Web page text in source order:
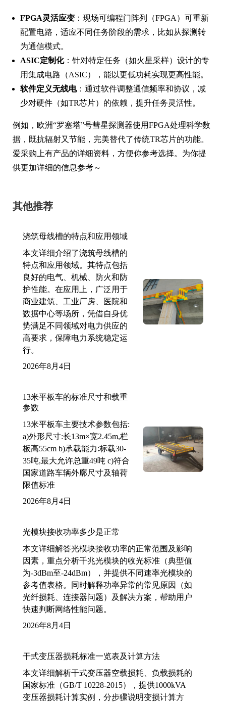
FPGA灵活应变 ：现场可编程门阵列（FPGA）可重新
配置电路，适应不同任务阶段的需求，比如从探测转
为通信模式。
ASIC定制化：针对特定任务（如火星采样）设计的专
用集成电路（ASIC），能以更低功耗实现更高性能。
软件定义无线电：通过软件调整通信频率和协议，减
少对硬件（如TR芯片）的依赖，提升任务灵活性。
例如，欧洲“罗塞塔”号彗星探测器使用FPGA处理科学数
据，既抗辐射又节能，完美替代了传统TR芯片的功能。
爱采购上有产品的详细资料，方便你参考选择。为你提
供更加详细的信息参考～
其他推荐
浇筑母线槽的特点和应用领域
本文详细介绍了浇筑母线槽的
特点和应用领域。其特点包括
良好的电气、机械、防火和防
护性能。在应用上，广泛用于
商业建筑、工业厂房、医院和
数据中心等场所，凭借自身优
势满足不同领域对电力供应的
高要求，保障电力系统稳定运
行。
2026年8月4日
13米平板车的标准尺寸和载重
参数
13米平板车主要技术参数包括:
a)外形尺寸:长13m×宽2.45m,栏
板高55cm b)承载能力:标载30-
35吨,最大允许总重49吨 c)符合
国家道路车辆外廓尺寸及轴荷
限值标准
2026年8月4日
光模块接收功率多少是正常
本文详细解答光模块接收功率的正常范围及影响
因素，重点分析千兆光模块的收光标准（典型值
为-3dBm至-24dBm），并提供不同速率光模块的
参考值表格。同时解释功率异常的常见原因（如
光纤损耗、连接器问题）及解决方案，帮助用户
快速判断网络性能问题。
2026年8月4日
干式变压器损耗标准一览表及计算方法
本文详细解析干式变压器空载损耗、负载损耗的
国家标准（GB/T 10228-2015），提供1000kVA
变压器损耗计算实例，分步骤说明变损计算方